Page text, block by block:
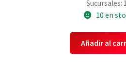
Sucursales:
10 en
Añadir al